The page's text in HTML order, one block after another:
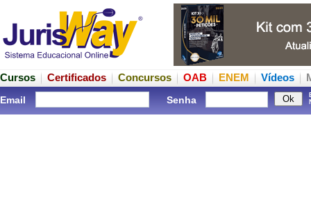
Cursos Certificados Concursos OAB ENEM Vídeos
Email Senha